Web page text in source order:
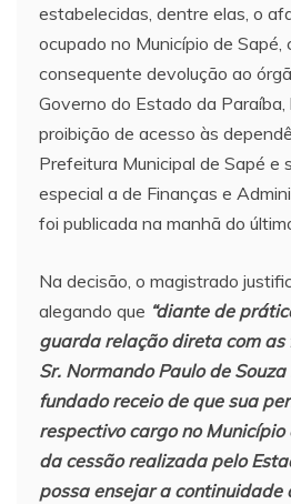
estabelecidas, dentre elas, o
ocupado no Município de Sapé,
consequente devolução ao
Governo do Estado da Paraíba,
proibição de acesso às
Prefeitura Municipal de Sapé e
especial a de Finanças e
foi publicada na manhã do
Na decisão, o magistrado
alegando que “diante de
guarda relação direta com as
Sr. Normando Paulo de
fundado receio de que sua
respectivo cargo no
da cessão realizada pelo
possa ensejar a continuidade